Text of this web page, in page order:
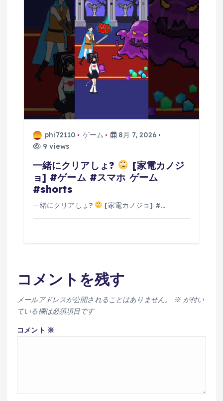
phi72110 ゲーム
8月 7, 2026
9 views
一緒にクリアしょ?
[家電カノジ
ョ] #ゲーム #スマホ ゲーム
#shorts
一緒にクリアしょ? [家電カノジョ] #…
コメントを残す
メールアドレスが公開されることはありません。 ※が付い
ている欄は必須項目です
コメント ※